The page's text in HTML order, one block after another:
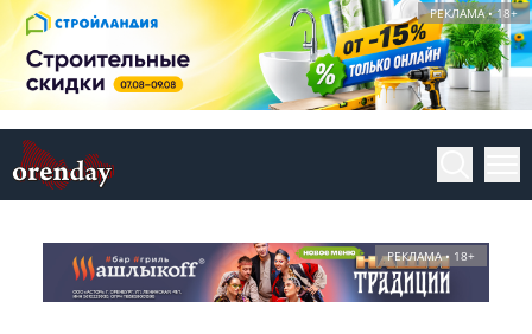
РЕКЛАМА • 18+
РЕКЛАМА • 18+